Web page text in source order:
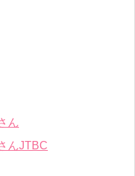
ん
んJTBC